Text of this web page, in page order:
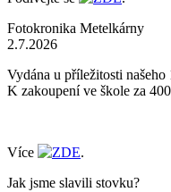
Fotokronika Metelkárny
2.7.2026
Vydána u příležitosti
K zakoupení ve škole za
Více ZDE.
Jak jsme slavili stovku?